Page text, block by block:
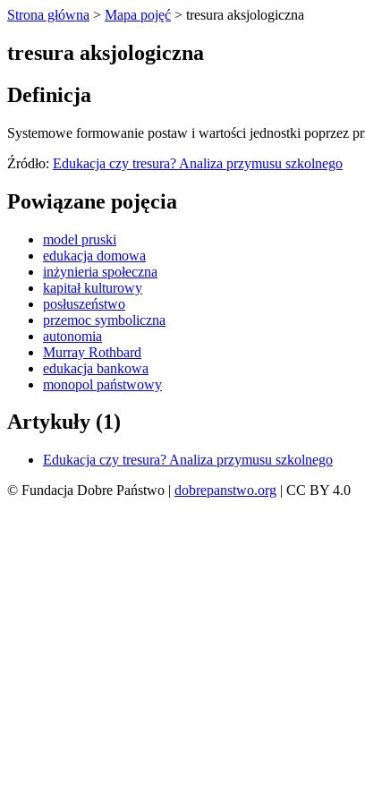
Strona główna > Mapa pojęć > tresura aksjologiczna
tresura aksjologiczna
Definicja
Systemowe formowanie postaw i wartości jednostki poprzez
Źródło: Edukacja czy tresura? Analiza przymusu szkolnego
Powiązane pojęcia
model pruski
edukacja domowa
inżynieria społeczna
kapitał kulturowy
posłuszeństwo
przemoc symboliczna
autonomia
Murray Rothbard
edukacja bankowa
monopol państwowy
Artykuły (1)
Edukacja czy tresura? Analiza przymusu szkolnego
© Fundacja Dobre Państwo | dobrepanstwo.org | CC BY 4.0